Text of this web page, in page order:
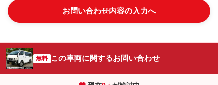
お問い合わせ内容の入力へ
無料 この車両に関するお問い合わせ